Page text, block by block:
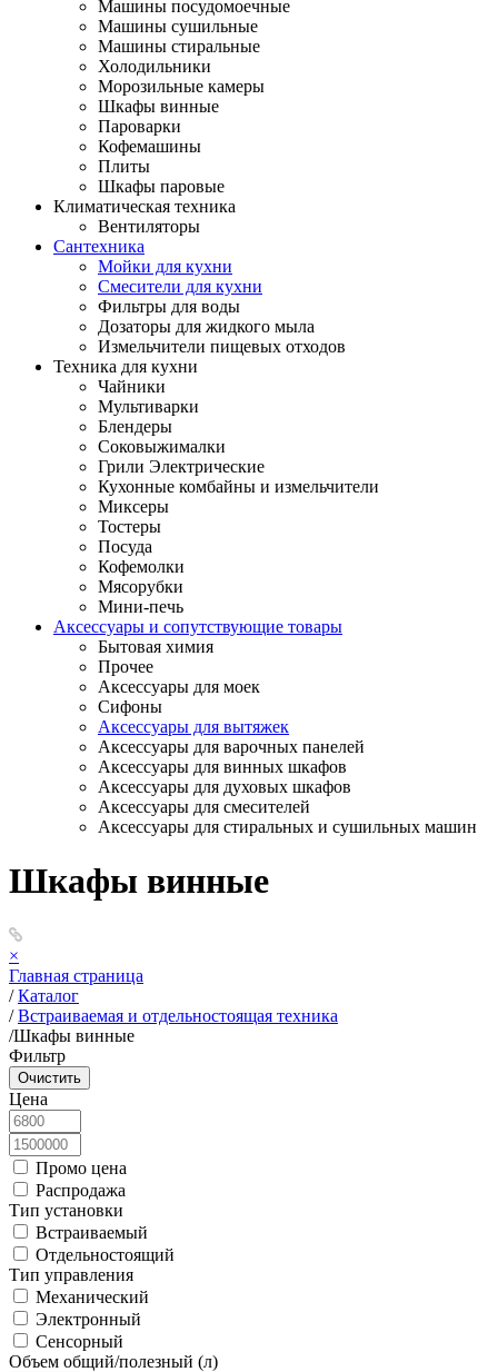
Машины посудомоечные
Машины сушильные
Машины стиральные
Холодильники
Морозильные камеры
Шкафы винные
Пароварки
Кофемашины
Плиты
Шкафы паровые
Климатическая техника
Вентиляторы
Сантехника
Мойки для кухни
Смесители для кухни
Фильтры для воды
Дозаторы для жидкого мыла
Измельчители пищевых отходов
Техника для кухни
Чайники
Мультиварки
Блендеры
Соковыжималки
Грили Электрические
Кухонные комбайны и измельчители
Миксеры
Тостеры
Посуда
Кофемолки
Мясорубки
Мини-печь
Аксессуары и сопутствующие товары
Бытовая химия
Прочее
Аксессуары для моек
Сифоны
Аксессуары для вытяжек
Аксессуары для варочных панелей
Аксессуары для винных шкафов
Аксессуары для духовых шкафов
Аксессуары для смесителей
Аксессуары для стиральных и сушильных машин
Шкафы винные
×
Главная страница
/ Каталог
/ Встраиваемая и отдельностоящая техника
/Шкафы винные
Фильтр
Цена
Промо цена
Распродажа
Тип установки
Встраиваемый
Отдельностоящий
Тип управления
Механический
Электронный
Сенсорный
Объем общий/полезный (л)